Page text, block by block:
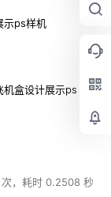
示ps样机
机盒设计展示ps
，耗时 0.2508 秒